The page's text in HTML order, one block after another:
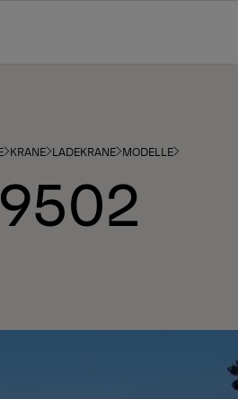
KRANE LADEKRANE MODELLE